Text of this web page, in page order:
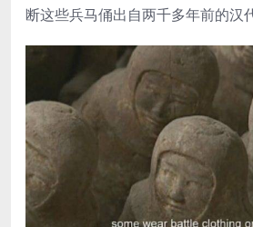
断这些兵马俑出自两千多年前的汉代